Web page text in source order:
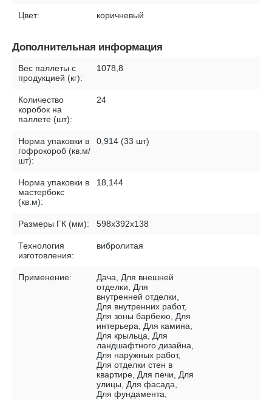
Цвет: коричневый
Дополнительная информация
Вес паллеты с
продукцией (кг):
1078,8
Количество
коробок на
паллете (шт):
24
Норма упаковки в
гофрокороб (кв.м/
шт):
0,914 (33 шт)
Норма упаковки в
мастербокс
(кв.м):
18,144
Размеры ГК (мм): 598х392х138
Технология
изготовления:
вибролитая
Применение:
Дача, Для внешней
отделки, Для
внутренней отделки,
Для внутренних работ,
Для зоны барбекю, Для
интерьера, Для камина,
Для крыльца, Для
ландшафтного дизайна,
Для наружных работ,
Для отделки стен в
квартире, Для печи, Для
улицы, Для фасада,
Для фундамента,